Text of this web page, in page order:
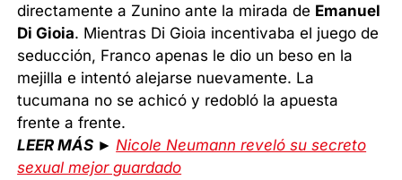
directamente a Zunino ante la mirada de Emanuel
Di Gioia. Mientras Di Gioia incentivaba el juego de
seducción, Franco apenas le dio un beso en la
mejilla e intentó alejarse nuevamente. La
tucumana no se achicó y redobló la apuesta
frente a frente.
LEER MÁS ►Nicole Neumann reveló su secreto
sexual mejor guardado